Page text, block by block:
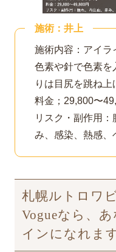
施術：井上
施術内容：アイラ
色素や針で色素を
りは目尻を跳ね上
料金；29,800〜
リスク・副作用
み、感染、熱感、
札幌ルトロワ
Vogueなら、
インになれま